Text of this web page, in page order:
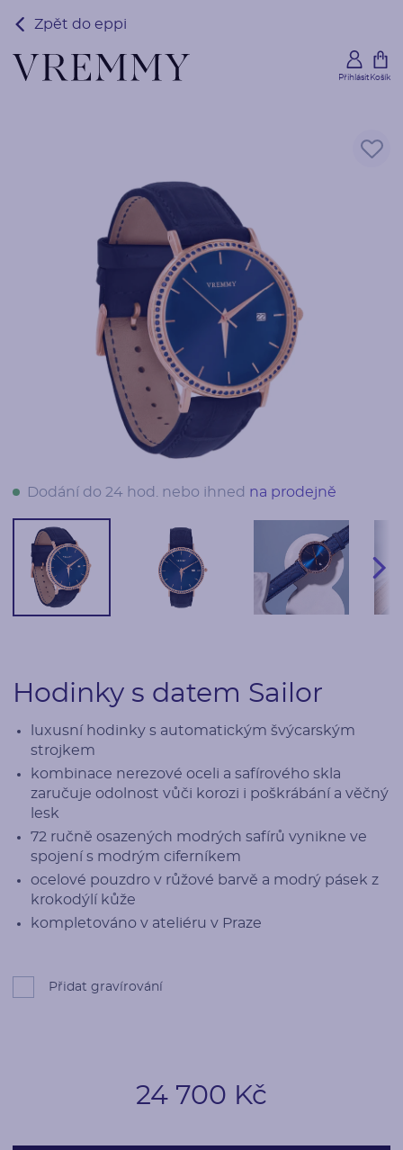
Zpět do eppi
PřihlásitKošík
Dodání do 24 hod. nebo ihned na prodejně
Hodinky s datem Sailor
luxusní hodinky s automatickým švýcarským
strojkem
kombinace nerezové oceli a safírového skla
zaručuje odolnost vůči korozi i poškrábání a věčný
lesk
72 ručně osazených modrých safírů vynikne ve
spojení s modrým ciferníkem
ocelové pouzdro v růžové barvě a modrý pásek z
krokodýlí kůže
kompletováno v ateliéru v Praze
Přidat gravírování
24 700 Kč